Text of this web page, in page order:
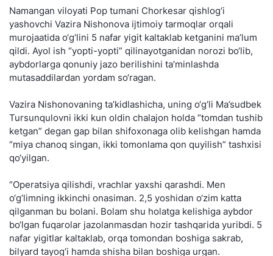
Namangan viloyati Pop tumani Chorkesar qishlog‘i
yashovchi Vazira Nishonova ijtimoiy tarmoqlar orqali
murojaatida o‘g‘lini 5 nafar yigit kaltaklab ketganini ma’lum
qildi. Ayol ish “yopti-yopti” qilinayotganidan norozi bo‘lib,
aybdorlarga qonuniy jazo berilishini ta’minlashda
mutasaddilardan yordam so‘ragan.
Vazira Nishonovaning ta’kidlashicha, uning o‘g‘li Ma’sudbek
Tursunqulovni ikki kun oldin chalajon holda “tomdan tushib
ketgan” degan gap bilan shifoxonaga olib kelishgan hamda
“miya chanoq singan, ikki tomonlama qon quyilish” tashxisi
qo‘yilgan.
“Operatsiya qilishdi, vrachlar yaxshi qarashdi. Men
o‘g‘limning ikkinchi onasiman. 2,5 yoshidan o‘zim katta
qilganman bu bolani. Bolam shu holatga kelishiga aybdor
bo‘lgan fuqarolar jazolanmasdan hozir tashqarida yuribdi. 5
nafar yigitlar kaltaklab, orqa tomondan boshiga sakrab,
bilyard tayog‘i hamda shisha bilan boshiga urgan.